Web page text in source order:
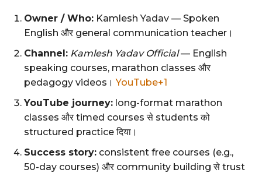
Owner / Who: Kamlesh Yadav — Spoken
English और general communication teacher।
Channel: Kamlesh Yadav Official— English
speaking courses, marathon classes और
pedagogy videos। YouTube+1
YouTube journey: long-format marathon
classes और timed courses से students को
structured practice दिया।
Success story: consistent free courses (e.g.,
50-day courses) और community building से trust